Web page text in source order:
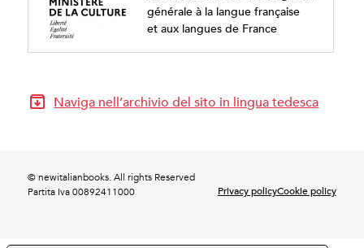
générale à la langue française
et aux langues de France
Naviga nell’archivio del sito in lingua tedesca
© newitalianbooks. All rights Reserved
Partita Iva 00892411000
Privacy policyCookie policy